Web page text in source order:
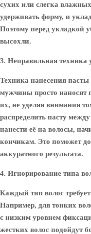
сухих или слегка
удерживать форму, и
Поэтому перед укладкой
высохли.
3. Неправильная техника
Техника нанесения
мужчины просто наносят
их, не уделяя внимания
распределить пасту
нанести её на волосы,
кончикам. Это поможет
аккуратного результата.
4. Игнорирование типа
Каждый тип волос
Например, для тонких
с низким уровнем
жестких волос подойдут